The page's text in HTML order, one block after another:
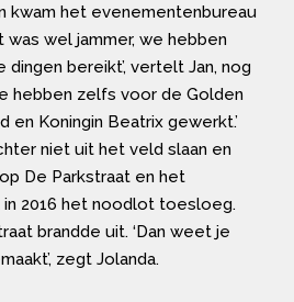
kwam het evenementenbureau
was wel jammer, we hebben
bereikt’, vertelt Jan, nog
hebben zelfs voor de Golden
en Koningin Beatrix gewerkt.’
niet uit het veld slaan en
De Parkstraat en het
in 2016 het noodlot toesloeg.
brandde uit. ‘Dan weet je
zegt Jolanda.